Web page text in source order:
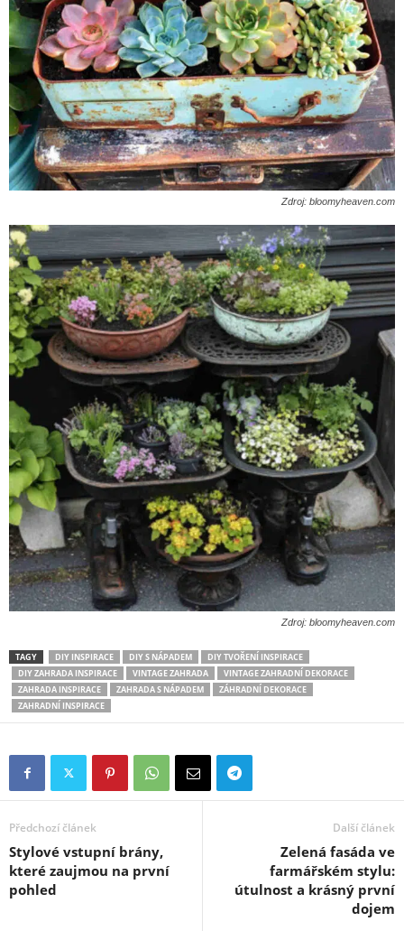
Zdroj: bloomyheaven.com
Zdroj: bloomyheaven.com
TAGY DIY INSPIRACE DIY S NÁPADEM
DIY TVOŘENÍ INSPIRACE
DIY ZAHRADA INSPIRACE
VINTAGE ZAHRADA
VINTAGE ZAHRADNÍ DEKORACE
ZAHRADA INSPIRACE
ZAHRADA S NÁPADEM
ZÁHRADNÍ DEKORACE
ZAHRADNÍ INSPIRACE
Předchozí článek
Stylové vstupní brány,
které zaujmou na první
pohled
Další článek
Zelená fasáda ve
farmářském stylu:
útulnost a krásný první
dojem